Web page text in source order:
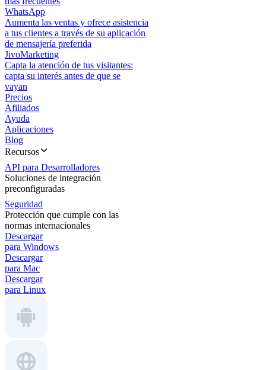
WhatsApp
Aumenta las ventas y ofrece asistencia
a tus clientes a través de su aplicación
de mensajería preferida
JivoMarketing
Capta la atención de tus visitantes:
capta su interés antes de que se
vayan
Precios
Afiliados
Ayuda
Aplicaciones
Blog
Recursos
API para Desarrolladores
Soluciones de integración
preconfiguradas
Seguridad
Protección que cumple con las
normas internacionales
Descargar
para Windows
Descargar
para Mac
Descargar
para Linux